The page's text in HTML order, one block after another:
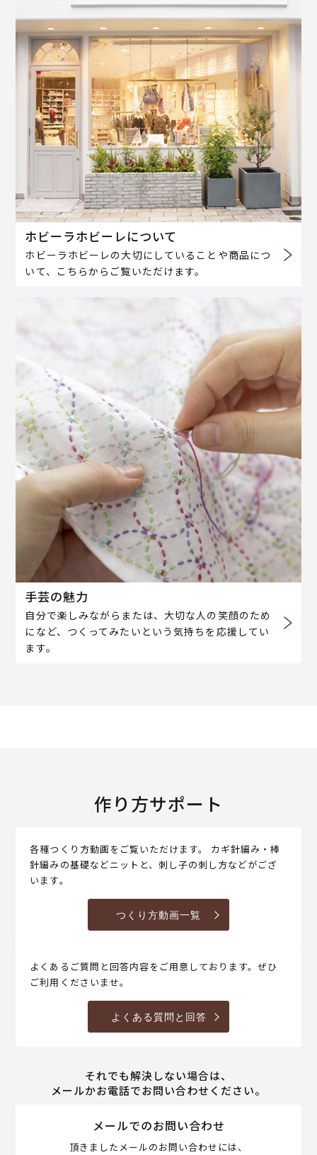
ホビーラホビーレについて
ホビーラホビーレの大切にしていることや商品につ
いて、こちらからご覧いただけます。
手芸の魅力
自分で楽しみながらまたは、大切な人の笑顔のため
になど、つくってみたいという気持ちを応援してい
ます。
作り方サポート
各種つくり方動画をご覧いただけます。 カギ針編み・棒
針編みの基礎などニットと、刺し子の刺し方などがござ
います。
つくり方動画一覧
よくあるご質問と回答内容をご用意しております。ぜひ
ご利用くださいませ。
よくある質問と回答
それでも解決しない場合は、
メールかお電話でお問い合わせください。
メールでのお問い合わせ
頂きましたメールのお問い合わせには、